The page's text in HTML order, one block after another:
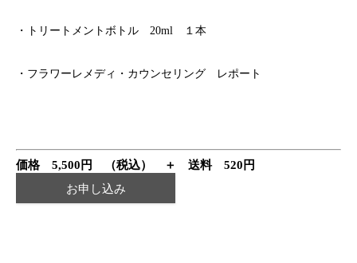
・トリートメントボトル 20ml １本
・フラワーレメディ・カウンセリング レポート
価格 5,500円 （税込） ＋ 送料 520円
お申し込み